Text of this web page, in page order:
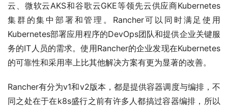
云、微软云AKS和谷歌云GKE等领先云供应商Kubernetes
集群的集中部署和管理。Rancher可以同时满足使用
Kubernetes部署应用程序的DevOps团队和提供企业关键服
务的IT人员的需求。使用Rancher的企业发现在Kubernetes
的可靠性和采用率上比其他解决方案有更为显著的改善。
Rancher有分为v1和v2版本，都是提供容器调度与编排，不
同之处在于在k8s盛行之前有许多人都搞过容器编排，所以